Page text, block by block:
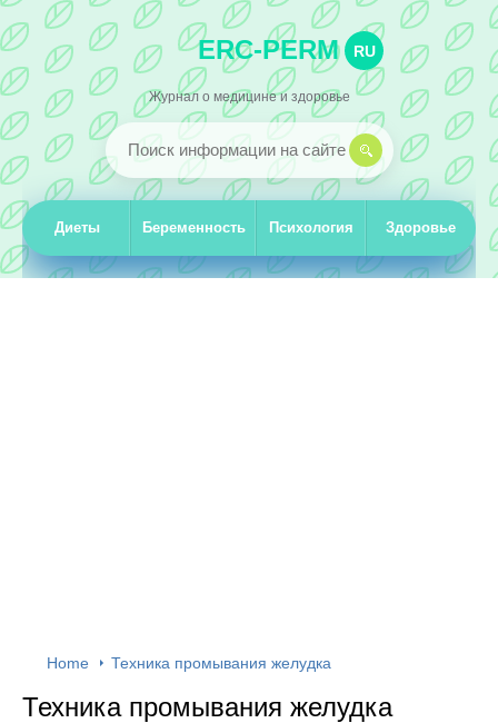
ERC-PERM RU
Журнал о медицине и здоровье
Диеты Беременность Психология Здоровье
Home Техника промывания желудка
Техника промывания желудка